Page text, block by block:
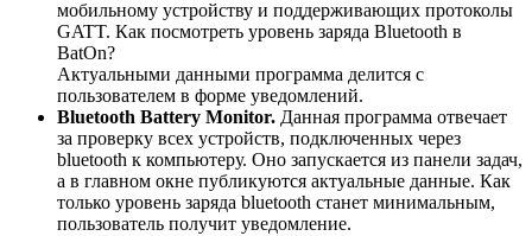
мобильному устройству и поддерживающих протоколы
GATT. Как посмотреть уровень заряда Bluetooth в
BatOn?
Актуальными данными программа делится с
пользователем в форме уведомлений.
Bluetooth Battery Monitor. Данная программа отвечает
за проверку всех устройств, подключенных через
bluetooth к компьютеру. Оно запускается из панели задач,
а в главном окне публикуются актуальные данные. Как
только уровень заряда bluetooth станет минимальным,
пользователь получит уведомление.